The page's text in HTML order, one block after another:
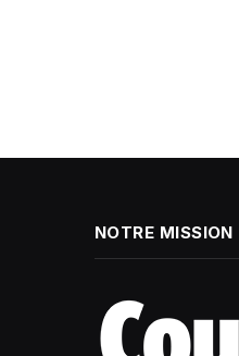
NOTRE MISSION